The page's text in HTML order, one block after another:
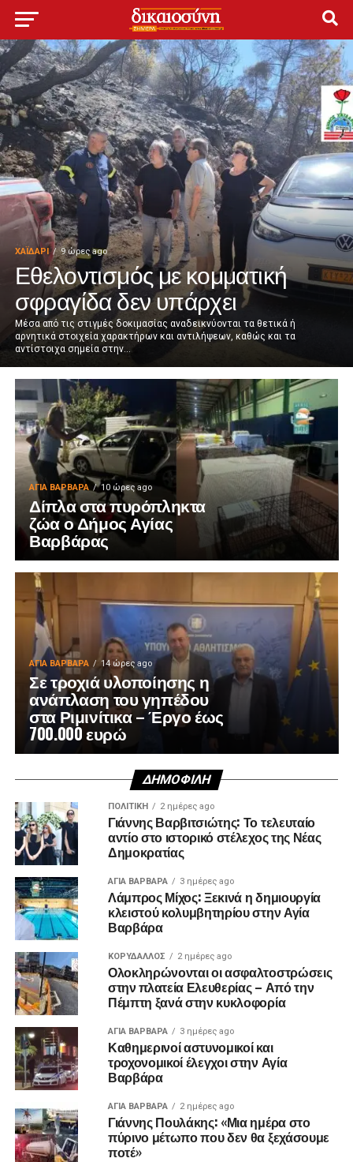
ΧΑΪΔΑΡΙ 9 ώρες ago
Εθελοντισμός με κομματική
σφραγίδα δεν υπάρχει
Μέσα από τις στιγμές δοκιμασίας αναδεικνύονται τα θετικά ή
αρνητικά στοιχεία χαρακτήρων και αντιλήψεων, καθώς και τα
αντίστοιχα σημεία στην...
ΑΓΙΑ ΒΑΡΒΑΡΑ 10 ώρες ago
Δίπλα στα πυρόπληκτα
ζώα ο Δήμος Αγίας
Βαρβάρας
ΑΓΙΑ ΒΑΡΒΑΡΑ 14 ώρες ago
Σε τροχιά υλοποίησης η
ανάπλαση του γηπέδου
στα Ριμινίτικα – Έργο έως
700.000 ευρώ
ΔΗΜΟΦΙΛΉ
ΠΟΛΙΤΙΚΉ 2 ημέρες ago
Γιάννης Βαρβιτσιώτης: Το τελευταίο
αντίο στο ιστορικό στέλεχος της Νέας
Δημοκρατίας
ΑΓΙΑ ΒΑΡΒΑΡΑ 3 ημέρες ago
Λάμπρος Μίχος: Ξεκινά η δημιουργία
κλειστού κολυμβητηρίου στην Αγία
Βαρβάρα
ΚΟΡΥΔΑΛΛΟΣ 2 ημέρες ago
Ολοκληρώνονται οι ασφαλτοστρώσεις
στην πλατεία Ελευθερίας – Από την
Πέμπτη ξανά στην κυκλοφορία
ΑΓΙΑ ΒΑΡΒΑΡΑ 3 ημέρες ago
Καθημερινοί αστυνομικοί και
τροχονομικοί έλεγχοι στην Αγία
Βαρβάρα
ΑΓΙΑ ΒΑΡΒΑΡΑ 2 ημέρες ago
Γιάννης Πουλάκης: «Μια ημέρα στο
πύρινο μέτωπο που δεν θα ξεχάσουμε
ποτέ»